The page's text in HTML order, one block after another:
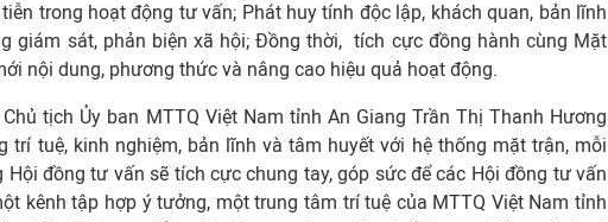
trong hoạt động tư vấn; Phát huy tính độc lập, khách quan, bản lĩnh
giám sát, phản biện xã hội; Đồng thời, tích cực đồng hành cùng Mặt
nội dung, phương thức và nâng cao hiệu quả hoạt động.
tịch Ủy ban MTTQ Việt Nam tỉnh An Giang Trần Thị Thanh Hương
trí tuệ, kinh nghiệm, bản lĩnh và tâm huyết với hệ thống mặt trận, mỗi
đồng tư vấn sẽ tích cực chung tay, góp sức để các Hội đồng tư vấn
kênh tập hợp ý tưởng, một trung tâm trí tuệ của MTTQ Việt Nam tỉnh